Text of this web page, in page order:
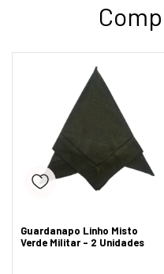
Guardanapo Linho Misto
Verde Militar - 2 Unidades